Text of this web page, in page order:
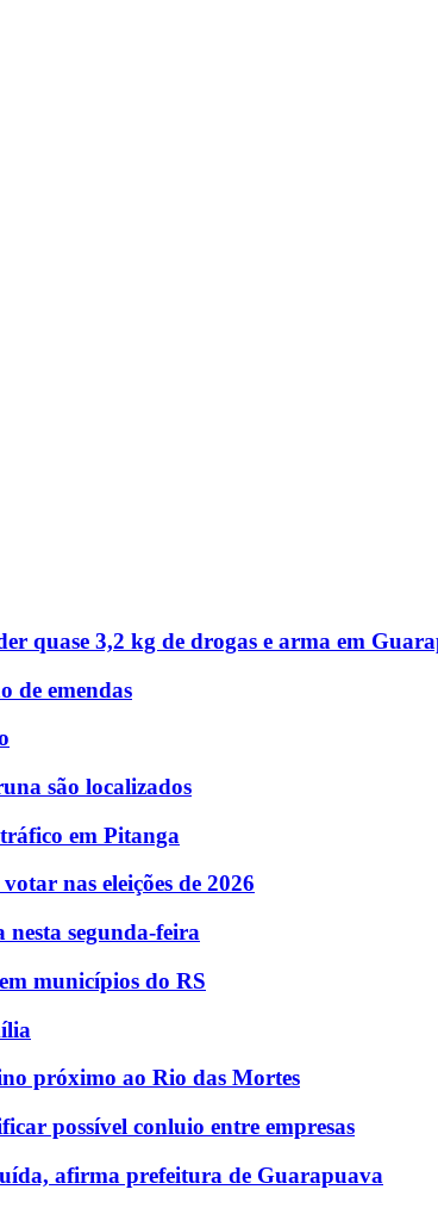
quase 3,2 kg de drogas e arma em
de emendas
são localizados
em Pitanga
nas eleições de 2026
nesta segunda-feira
municípios do RS
próximo ao Rio das Mortes
possível conluio entre empresas
afirma prefeitura de Guarapuava